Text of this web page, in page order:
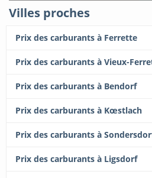
Villes proches
Prix des carburants à Ferrette
Prix des carburants à Vieux-
Prix des carburants à Bendorf
Prix des carburants à Kœstlach
Prix des carburants à
Prix des carburants à Ligsdorf